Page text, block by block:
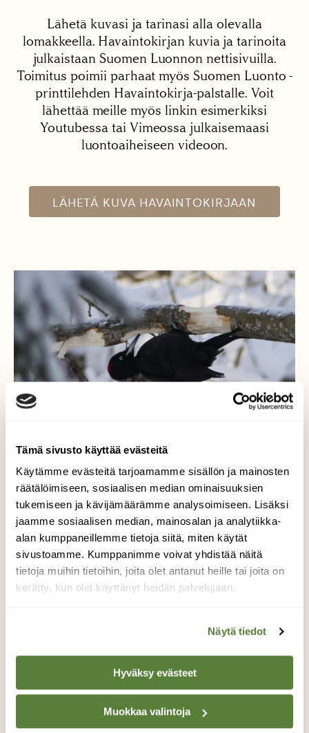
Tämä sivusto käyttää evästeitä
Käytämme evästeitä tarjoamamme sisällön ja mainosten
räätälöimiseen, sosiaalisen median ominaisuuksien
tukemiseen ja kävijämäärämme analysoimiseen. Lisäksi
jaamme sosiaalisen median, mainosalan ja analytiikka-
alan kumppaneillemme tietoja siitä, miten käytät
sivustoamme. Kumppanimme voivat yhdistää näitä
tietoja muihin tietoihin, joita olet antanut heille tai joita on
kerätty, kun olet käyttänyt heidän palvelujaan.
Näytä tiedot
Hyväksy evästeet
Muokkaa valintoja
Lähetä kuvasi ja tarinasi alla olevalla
lomakkeella. Havaintokirjan kuvia ja tarinoita
julkaistaan Suomen Luonnon nettisivuilla.
Toimitus poimii parhaat myös Suomen Luonto -
printtilehden Havaintokirja-palstalle. Voit
lähettää meille myös linkin esimerkiksi
Youtubessa tai Vimeossa julkaisemaasi
luontoaiheiseen videoon.
LÄHETÄ KUVA HAVAINTOKIRJAAN
Palokärki 27.1.2019
Vantaa -18 ast, tiukassa on palokärjen
ruoka.
Valokuvaaja: Raili Paavola, Vantaa 27.01.2019